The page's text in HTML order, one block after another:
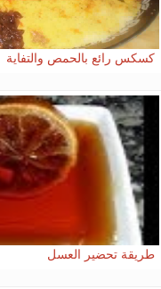
كسكس رائع بالحمص والتفاية
طريقة تحضير العسل